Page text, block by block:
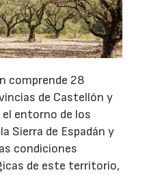
comprende 28
de Castellón y
entorno de los
Sierra de Espadán y
condiciones
de este territorio,